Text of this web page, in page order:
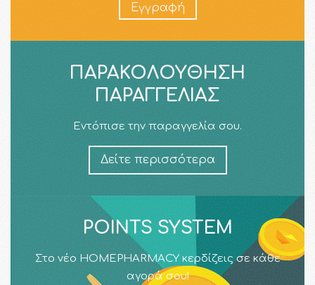
Εγγραφή
ΠΑΡΑΚΟΛΟΎΘΗΣΗ
ΠΑΡΑΓΓΕΛΊΑΣ
Εντόπισε την παραγγελία σου.
Δείτε περισσότερα
POINTS SYSTEM
Στο νέο HOMEPHARMACY κερδίζεις σε κάθε
αγορά σου!